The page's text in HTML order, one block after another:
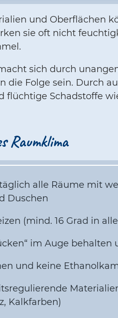
und Oberflächen
sie oft nicht
sich durch
die Folge sein. Durch
flüchtige Schadstoffe
Raumklima
alle Räume mit
Duschen
(mind. 16 Grad in
im Auge
und keine
Kalkfarben)